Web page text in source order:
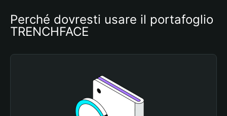
Perché dovresti usare il portafoglio
TRENCHFACE